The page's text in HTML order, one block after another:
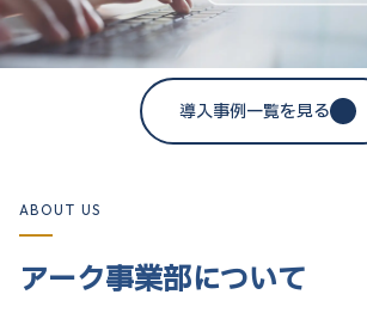
導入事例一覧を見る
ABOUT US
アーク事業部について